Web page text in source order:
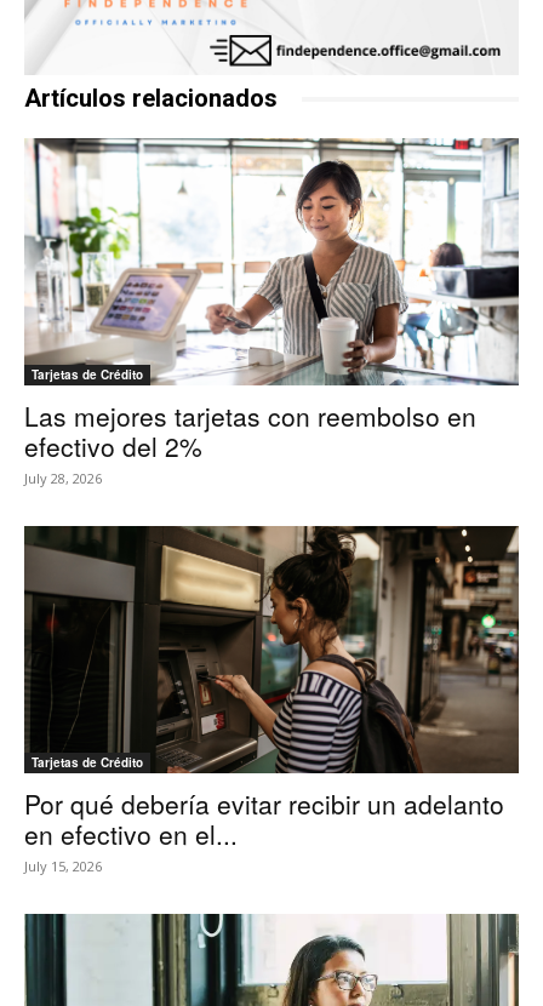
Artículos relacionados
Tarjetas de Crédito
Las mejores tarjetas con reembolso en
efectivo del 2%
July 28, 2026
Tarjetas de Crédito
Por qué debería evitar recibir un adelanto
en efectivo en el...
July 15, 2026